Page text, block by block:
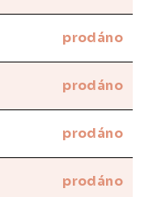
prodáno
prodáno
prodáno
prodáno